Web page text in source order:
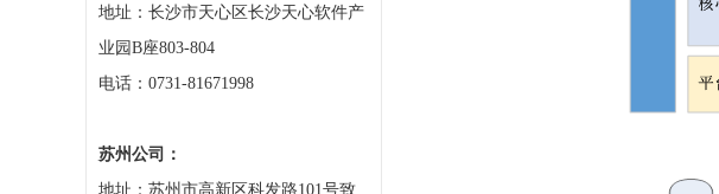
地址：长沙市天心区长沙天心软件产
业园B座803-804
电话：0731-81671998
苏州公司：
地址：苏州市高新区科发路101号致